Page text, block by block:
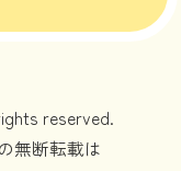
reserved.
無断転載は